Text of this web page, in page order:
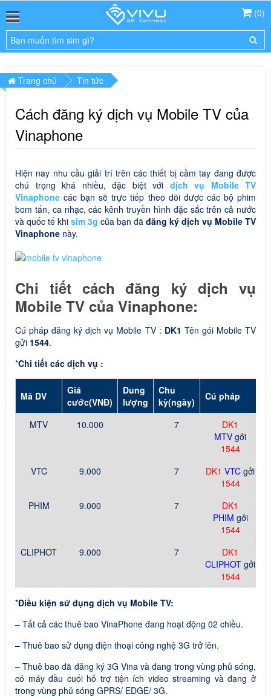
(0)
Trang chủ Tin tức
Cách đăng ký dịch vụ Mobile TV của
Vinaphone
Hiện nay nhu cầu giải trí trên các thiết bị cầm tay đang được
chú trọng khá nhiều, đặc biệt với dịch vụ Mobile TV
Vinaphone các bạn sẽ trực tiếp theo dõi được các bộ phim
bom tấn, ca nhạc, các kênh truyền hình đặc sắc trên cả nước
và quốc tế khi sim 3g của bạn đã đăng ký dịch vụ Mobile TV
Vinaphone này.
Chi tiết cách đăng ký dịch vụ
Mobile TV của Vinaphone:
Cú pháp đăng ký dịch vụ Mobile TV : DK1 Tên gói Mobile TV
gửi 1544.
*Chi tiết các dịch vụ :
Mã DV
Giá
cước(VNĐ)
Dung
lượng
Chu
kỳ(ngày) Cú pháp
MTV 10.000 7
DK1
MTV gởi
1544
VTC
9.000 7 DK1 VTC gởi
1544
PHIM
9.000 7
DK1
PHIM gởi
1544
CLIPHOT
9.000 7
DK1
CLIPHOT gởi
1544
*Điều kiện sử dụng dịch vụ Mobile TV:
– Tất cả các thuê bao VinaPhone đang hoạt động 02 chiều.
– Thuê bao sử dụng điện thoại công nghệ 3G trở lên.
– Thuê bao đã đăng ký 3G Vina và đang trong vùng phủ sóng,
có máy đầu cuối hỗ trợ tiện ích video streaming và đang ở
trong vùng phủ sóng GPRS/ EDGE/ 3G.